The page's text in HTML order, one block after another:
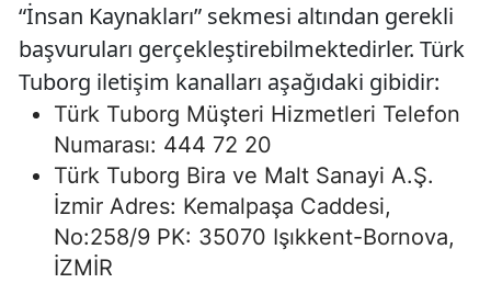
“İnsan Kaynakları” sekmesi altından gerekli
başvuruları gerçekleştirebilmektedirler. Türk
Tuborg iletişim kanalları aşağıdaki gibidir:
Türk Tuborg Müşteri Hizmetleri Telefon
Numarası: 444 72 20
Türk Tuborg Bira ve Malt Sanayi A.Ş.
İzmir Adres: Kemalpaşa Caddesi,
No:258/9 PK: 35070 Işıkkent-Bornova,
İZMİR